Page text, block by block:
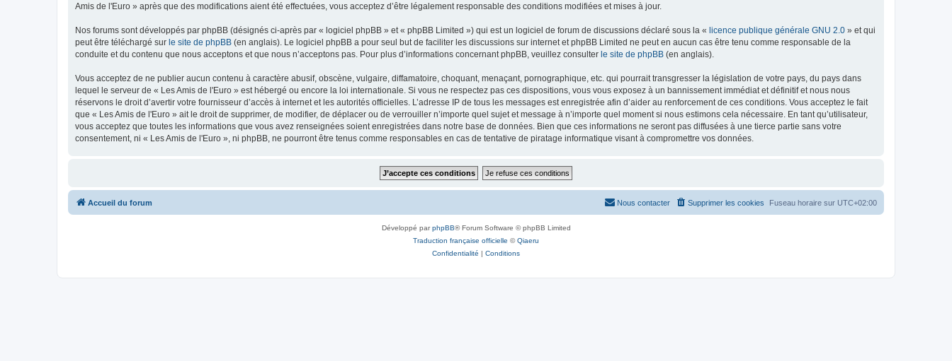
Amis de l'Euro » après que des modifications aient été effectuées, vous acceptez d’être légalement responsable des conditions modifiées et mises à jour.
Nos forums sont développés par phpBB (désignés ci-après par « logiciel phpBB » et « phpBB Limited ») qui est un logiciel de forum de discussions déclaré sous la « licence publique générale GNU 2.0 » et qui
peut être téléchargé sur le site de phpBB (en anglais). Le logiciel phpBB a pour seul but de faciliter les discussions sur internet et phpBB Limited ne peut en aucun cas être tenu comme responsable de la
conduite et du contenu que nous acceptons et que nous n’acceptons pas. Pour plus d’informations concernant phpBB, veuillez consulter le site de phpBB (en anglais).
Vous acceptez de ne publier aucun contenu à caractère abusif, obscène, vulgaire, diffamatoire, choquant, menaçant, pornographique, etc. qui pourrait transgresser la législation de votre pays, du pays dans
lequel le serveur de « Les Amis de l'Euro » est hébergé ou encore la loi internationale. Si vous ne respectez pas ces dispositions, vous vous exposez à un bannissement immédiat et définitif et nous nous
réservons le droit d’avertir votre fournisseur d’accès à internet et les autorités officielles. L’adresse IP de tous les messages est enregistrée afin d’aider au renforcement de ces conditions. Vous acceptez le fait
que « Les Amis de l'Euro » ait le droit de supprimer, de modifier, de déplacer ou de verrouiller n’importe quel sujet et message à n’importe quel moment si nous estimons cela nécessaire. En tant qu’utilisateur,
vous acceptez que toutes les informations que vous avez renseignées soient enregistrées dans notre base de données. Bien que ces informations ne seront pas diffusées à une tierce partie sans votre
consentement, ni « Les Amis de l'Euro », ni phpBB, ne pourront être tenus comme responsables en cas de tentative de piratage informatique visant à compromettre vos données.
Accueil du forum Fuseau horaire sur UTC+02:00
Supprimer les cookies
Nous contacter
Développé parphpBB® Forum Software © phpBB Limited
Traduction française officielle ©Qiaeru
Confidentialité | Conditions